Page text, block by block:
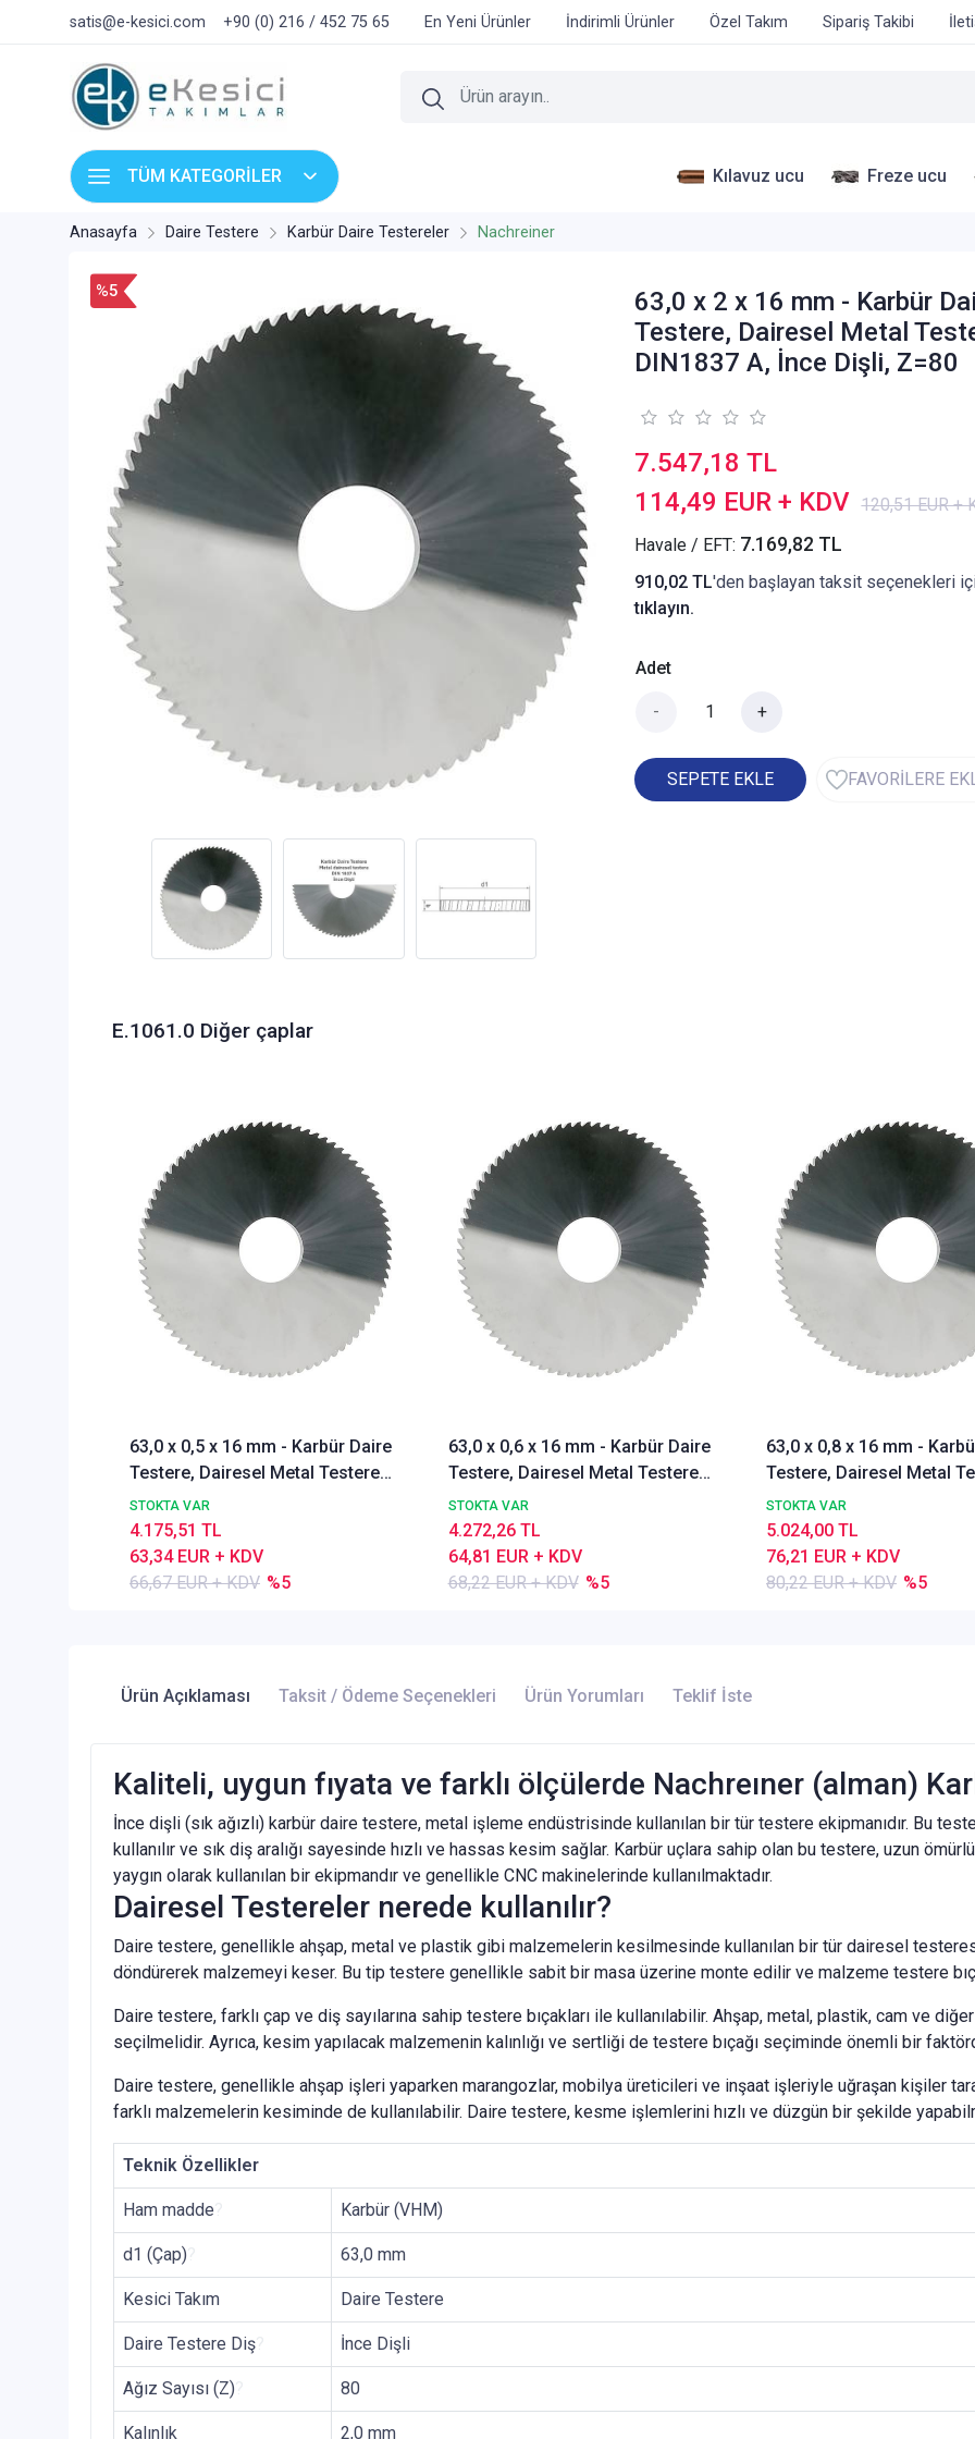
satis@e-kesici.com +90 (0) 216 / 452 75 65 En Yeni Ürünler İndirimli Ürünler Özel Takım Sipariş Takibi
TÜM KATEGORİLER Kılavuz ucu Freze ucu
Anasayfa Daire Testere Karbür Daire Testereler Nachreiner
%5
E.1061.0 Diğer çaplar
63,0 x 0,5 x 16 mm - Karbür Daire
Testere, Dairesel Metal Testere
DIN1837 A, İnce Dişli,Z=128
STOKTA VAR
66,67 EUR + KDV %5
63,34 EUR + KDV
4.175,51 TL
63,0 x 0,6 x 16 mm - Karbür Daire
Testere, Dairesel Metal Testere
DIN1837 A, İnce Dişli,Z=100
STOKTA VAR
68,22 EUR + KDV %5
64,81 EUR + KDV
4.272,26 TL
63,0 x 0,8 x 16 mm -
Testere, Dairesel Metal
DIN1837 A, İnce Dişli,Z=100
STOKTA VAR
80,22 EUR + KDV %5
76,21 EUR + KDV
5.024,00 TL
63,0 x 2 x 16 mm - Karbür
Testere, Dairesel Metal
DIN1837 A, İnce Dişli, Z=80
7.547,18 TL
114,49 EUR + KDV 120,51 EUR +
Havale / EFT: 7.169,82 TL
910,02 TL'den başlayan taksit seçenekleri
tıklayın.
Adet
- +
SEPETE EKLE FAVORİLERE
Ürün Açıklaması Taksit / Ödeme Seçenekleri Ürün Yorumları Teklif İste
Kaliteli, uygun fıyata ve farklı ölçülerde Nachreıner (alman)
İnce dişli (sık ağızlı) karbür daire testere, metal işleme endüstrisinde kullanılan bir tür testere ekipmanıdır. Bu
kullanılır ve sık diş aralığı sayesinde hızlı ve hassas kesim sağlar. Karbür uçlara sahip olan bu testere, uzun
yaygın olarak kullanılan bir ekipmandır ve genellikle CNC makinelerinde kullanılmaktadır.
Dairesel Testereler nerede kullanılır?
Daire testere, genellikle ahşap, metal ve plastik gibi malzemelerin kesilmesinde kullanılan bir tür dairesel
döndürerek malzemeyi keser. Bu tip testere genellikle sabit bir masa üzerine monte edilir ve malzeme testere
Daire testere, farklı çap ve diş sayılarına sahip testere bıçakları ile kullanılabilir. Ahşap, metal, plastik, cam ve
seçilmelidir. Ayrıca, kesim yapılacak malzemenin kalınlığı ve sertliği de testere bıçağı seçiminde önemli bir
Daire testere, genellikle ahşap işleri yaparken marangozlar, mobilya üreticileri ve inşaat işleriyle uğraşan kişiler
farklı malzemelerin kesiminde de kullanılabilir. Daire testere, kesme işlemlerini hızlı ve düzgün bir şekilde
Teknik Özellikler
Ham madde Karbür (VHM)
d1 (Çap) 63,0 mm
Kesici Takım Daire Testere
Daire Testere Diş İnce Dişli
Ağız Sayısı (Z) 80
Kalınlık 2,0 mm